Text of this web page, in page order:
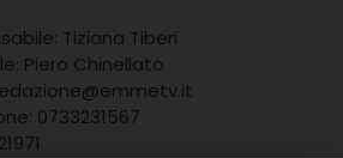
Tiziana Tiberi
Piero Chinellato
0733231567